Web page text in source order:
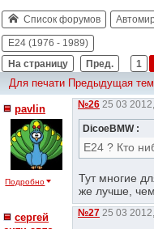
Список форумов
E24 (1976 - 1989)
На страницу
Пред. 1
Для печати Предыдущая
pavlin
Подробно
№26 25 03
DicoeBMW :
Е24 ? Кто
Тут многие
же лучше,
сергей №27 25 03